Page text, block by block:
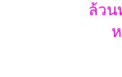
ล้วน